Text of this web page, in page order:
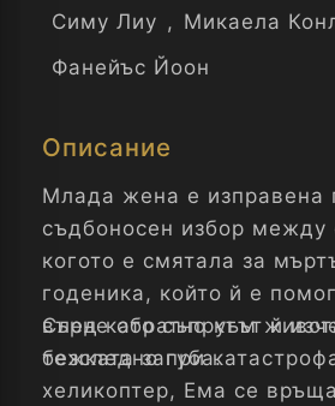
Симу Лиу , Микаела
Фанейъс Йоон
Описание
Млада жена е изправена
съдбоносен избор между
когото е смятала за
годеника, който й е
върне обратно към
тежката загуба.
След като съпругът й
безследно при
хеликоптер, Ема се